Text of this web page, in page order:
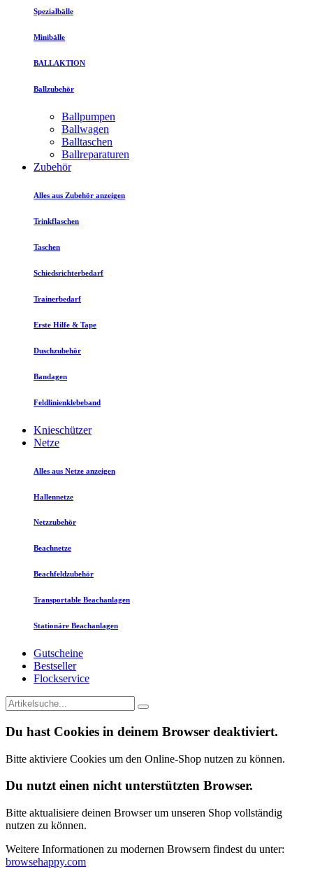
Spezialbälle
Minibälle
BALLAKTION
Ballzubehör
Ballpumpen
Ballwagen
Balltaschen
Ballreparaturen
Zubehör
Alles aus Zubehör anzeigen
Trinkflaschen
Taschen
Schiedsrichterbedarf
Trainerbedarf
Erste Hilfe & Tape
Duschzubehör
Bandagen
Feldlinienklebeband
Knieschützer
Netze
Alles aus Netze anzeigen
Hallennetze
Netzzubehör
Beachnetze
Beachfeldzubehör
Transportable Beachanlagen
Stationäre Beachanlagen
Gutscheine
Bestseller
Flockservice
Du hast Cookies in deinem Browser deaktiviert.
Bitte aktiviere Cookies um den Online-Shop nutzen zu können.
Du nutzt einen nicht unterstützten Browser.
Bitte aktualisiere deinen Browser um unseren Shop vollständig
nutzen zu können.
Weitere Informationen zu modernen Browsern findest du unter:
browsehappy.com